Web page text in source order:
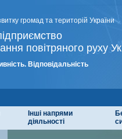
громад та територій України
повітряного руху
Відповідальність
Інші напрями
діяльності